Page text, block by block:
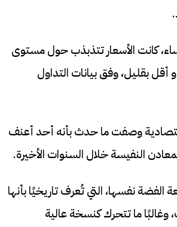
كانت الأسعار تتذبذب حول مستوى
أو أقل بقليل، وفق بيانات التداول
وصفت ما حدث بأنه أحد أعنف
النفيسة خلال السنوات الأخيرة.
نفسها، التي تُعرف تاريخيًا بأنها
وغالبًا ما تتحرك كنسخة عالية